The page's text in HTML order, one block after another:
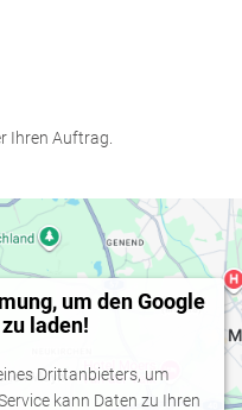
Ihren Auftrag.
um den Google
laden!
Drittanbieters, um
kann Daten zu Ihren